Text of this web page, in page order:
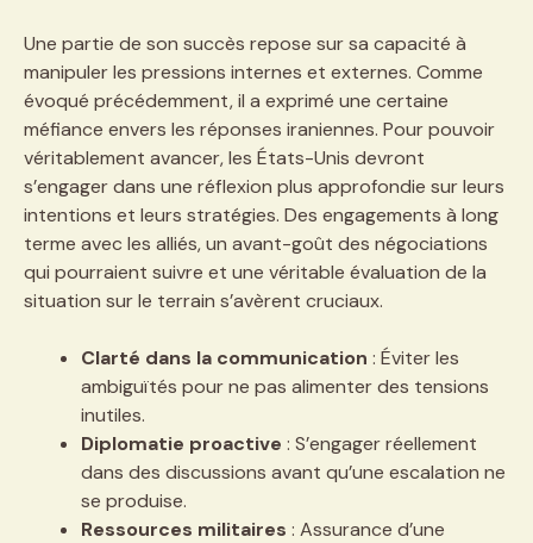
Une partie de son succès repose sur sa capacité à
manipuler les pressions internes et externes. Comme
évoqué précédemment, il a exprimé une certaine
méfiance envers les réponses iraniennes. Pour pouvoir
véritablement avancer, les États-Unis devront
s’engager dans une réflexion plus approfondie sur leurs
intentions et leurs stratégies. Des engagements à long
terme avec les alliés, un avant-goût des négociations
qui pourraient suivre et une véritable évaluation de la
situation sur le terrain s’avèrent cruciaux.
Clarté dans la communication : Éviter les
ambiguïtés pour ne pas alimenter des tensions
inutiles.
Diplomatie proactive : S’engager réellement
dans des discussions avant qu’une escalation ne
se produise.
Ressources militaires : Assurance d’une